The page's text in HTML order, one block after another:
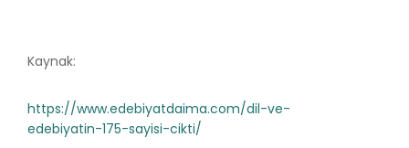
Kaynak:
https://www.edebiyatdaima.com/dil-ve-
edebiyatin-175-sayisi-cikti/